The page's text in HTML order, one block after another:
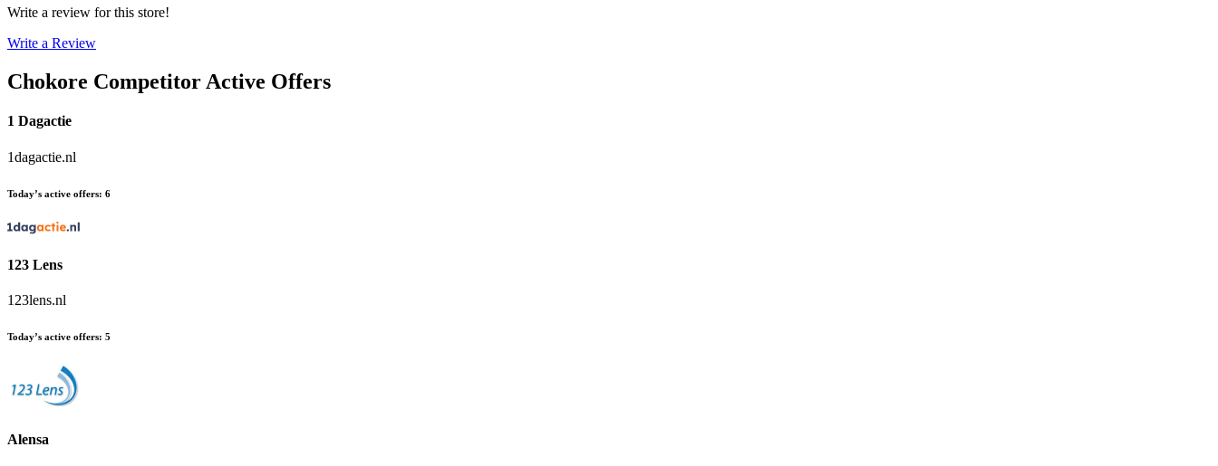
Write a review for this store!
Write a Review
Chokore Competitor Active Offers
1 Dagactie
1dagactie.nl
Today’s active offers: 6
123 Lens
123lens.nl
Today’s active offers: 5
Alensa